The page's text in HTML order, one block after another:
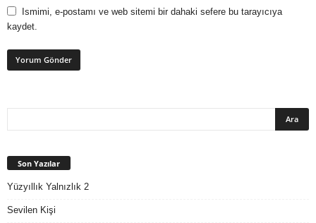
Ismimi, e-postamı ve web sitemi bir dahaki sefere bu tarayıcıya
kaydet.
Son Yazılar
Yüzyıllık Yalnızlık 2
Sevilen Kişi